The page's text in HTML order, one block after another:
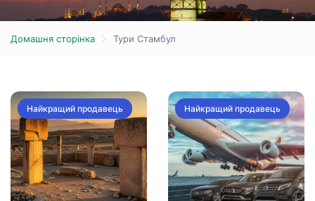
Домашня сторінка Тури Стамбул
Найкращий продавець Найкращий продавець